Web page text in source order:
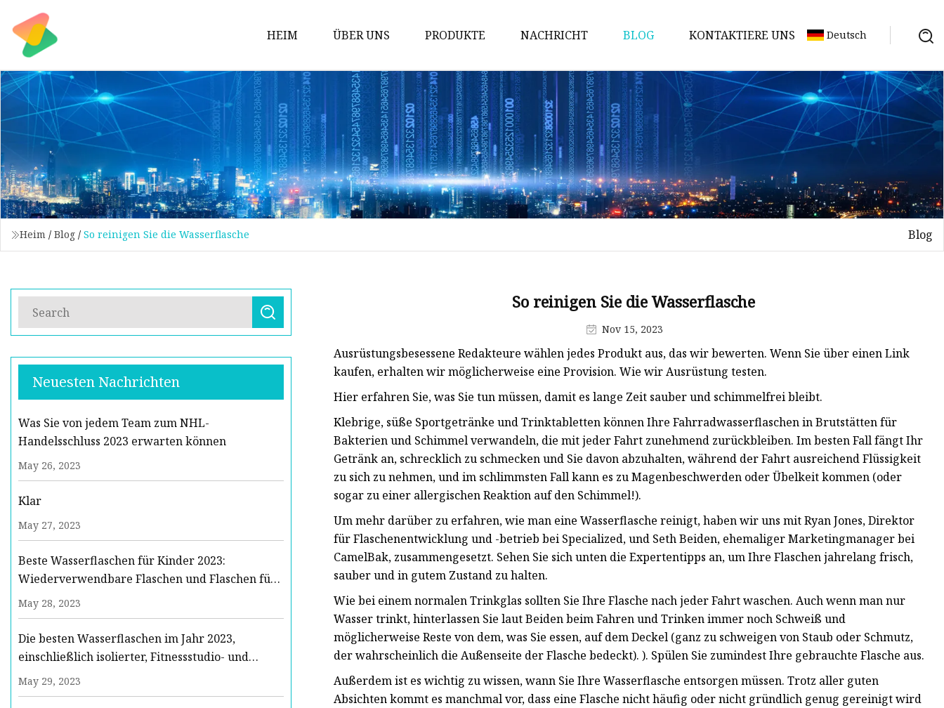
HEIM ÜBER UNS PRODUKTE
Kappenform
Flaschengriffform
Öldeckelform
Kunststoffkappenform
Medizinische Kappenform
5-Gallonen-Kappenform
Ölflaschengriffform
Form für
Getränkeflaschenverschlüsse
NACHRICHT BLOG KONTAKTIERE UNS Deutsch
Heim / Blog / So reinigen Sie die Wasserflasche Blog
Neuesten Nachrichten
Was Sie von jedem Team zum NHL-
Handelsschluss 2023 erwarten können
May 26, 2023
Klar
May 27, 2023
Beste Wasserflaschen für Kinder 2023:
Wiederverwendbare Flaschen und Flaschen für
die Schule
May 28, 2023
Die besten Wasserflaschen im Jahr 2023,
einschließlich isolierter, Fitnessstudio- und
nachhaltiger Optionen
May 29, 2023
So reinigen Sie die Wasserflasche
Nov 15, 2023
Ausrüstungsbesessene Redakteure wählen jedes Produkt aus, das wir bewerten. Wenn Sie über einen Link
kaufen, erhalten wir möglicherweise eine Provision. Wie wir Ausrüstung testen.
Hier erfahren Sie, was Sie tun müssen, damit es lange Zeit sauber und schimmelfrei bleibt.
Klebrige, süße Sportgetränke und Trinktabletten können Ihre Fahrradwasserflaschen in Brutstätten für
Bakterien und Schimmel verwandeln, die mit jeder Fahrt zunehmend zurückbleiben. Im besten Fall fängt Ihr
Getränk an, schrecklich zu schmecken und Sie davon abzuhalten, während der Fahrt ausreichend Flüssigkeit
zu sich zu nehmen, und im schlimmsten Fall kann es zu Magenbeschwerden oder Übelkeit kommen (oder
sogar zu einer allergischen Reaktion auf den Schimmel!).
Um mehr darüber zu erfahren, wie man eine Wasserflasche reinigt, haben wir uns mit Ryan Jones, Direktor
für Flaschenentwicklung und -betrieb bei Specialized, und Seth Beiden, ehemaliger Marketingmanager bei
CamelBak, zusammengesetzt. Sehen Sie sich unten die Expertentipps an, um Ihre Flaschen jahrelang frisch,
sauber und in gutem Zustand zu halten.
Wie bei einem normalen Trinkglas sollten Sie Ihre Flasche nach jeder Fahrt waschen. Auch wenn man nur
Wasser trinkt, hinterlassen Sie laut Beiden beim Fahren und Trinken immer noch Schweiß und
möglicherweise Reste von dem, was Sie essen, auf dem Deckel (ganz zu schweigen von Staub oder Schmutz,
der wahrscheinlich die Außenseite der Flasche bedeckt). ). Spülen Sie zumindest Ihre gebrauchte Flasche aus.
Außerdem ist es wichtig zu wissen, wann Sie Ihre Wasserflasche entsorgen müssen. Trotz aller guten
Absichten kommt es manchmal vor, dass eine Flasche nicht häufig oder nicht gründlich genug gereinigt wird